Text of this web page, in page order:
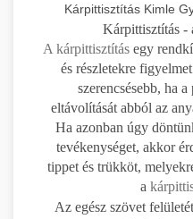
Kárpittisztítás Kimle
Kárpittisztítás -
A kárpittisztítás egy
és részletekre
szerencsésebb, ha
eltávolítását abból az
Ha azonban úgy
tevékenységet, akkor
tippet és trükköt,
a
Az egész szövet